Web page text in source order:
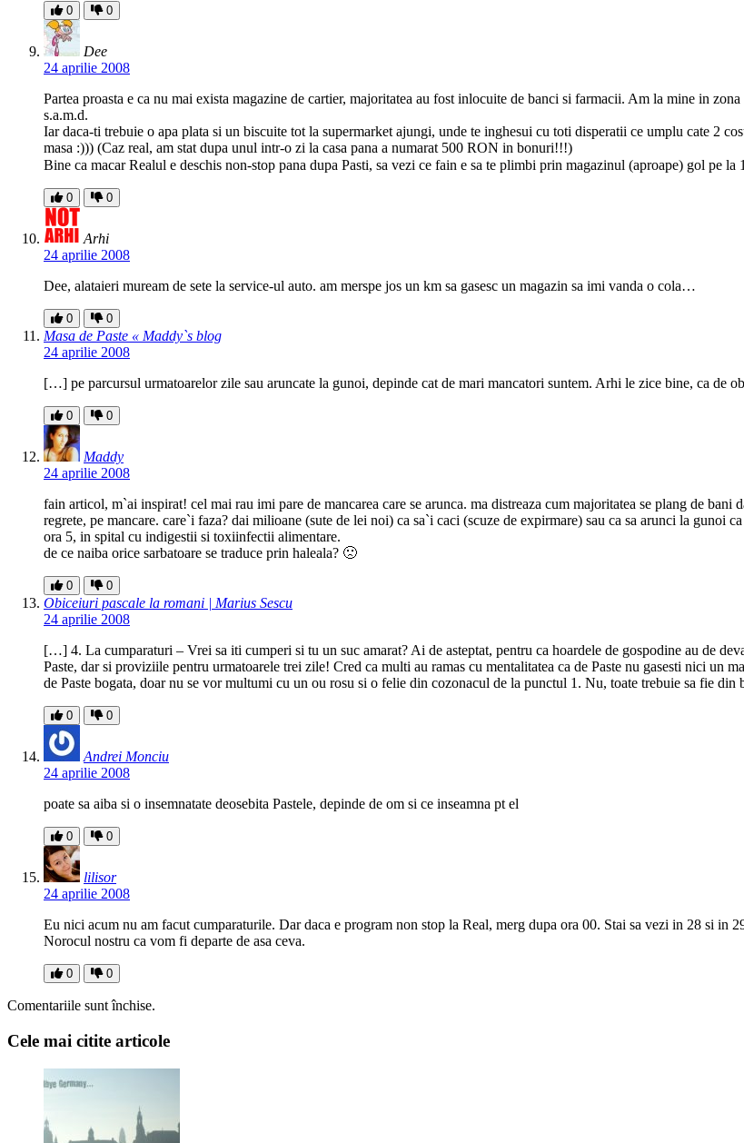
0 0
Dee
24 aprilie 2008
Partea proasta e ca nu mai exista magazine de cartier, majoritatea au fost inlocuite de banci si farmacii. Am la mine in
s.a.m.d.
Iar daca-ti trebuie o apa plata si un biscuite tot la supermarket ajungi, unde te inghesui cu toti disperatii ce umplu cate 2
masa :))) (Caz real, am stat dupa unul intr-o zi la casa pana a numarat 500 RON in bonuri!!!)
Bine ca macar Realul e deschis non-stop pana dupa Pasti, sa vezi ce fain e sa te plimbi prin magazinul (aproape) gol pe la
0 0
Arhi
24 aprilie 2008
Dee, alataieri muream de sete la service-ul auto. am merspe jos un km sa gasesc un magazin sa imi vanda o cola…
0 0
Masa de Paste « Maddy`s blog
24 aprilie 2008
[…] pe parcursul urmatoarelor zile sau aruncate la gunoi, depinde cat de mari mancatori suntem. Arhi le zice bine, ca de
0 0
Maddy
24 aprilie 2008
fain articol, m`ai inspirat! cel mai rau imi pare de mancarea care se arunca. ma distreaza cum majoritatea se plang de
regrete, pe mancare. care`i faza? dai milioane (sute de lei noi) ca sa`i caci (scuze de expirmare) sau ca sa arunci la gunoi
ora 5, in spital cu indigestii si toxiinfectii alimentare.
de ce naiba orice sarbatoare se traduce prin haleala? 🙁
0 0
Obiceiuri pascale la romani | Marius Sescu
24 aprilie 2008
[…] 4. La cumparaturi – Vrei sa iti cumperi si tu un suc amarat? Ai de asteptat, pentru ca hoardele de gospodine au de
Paste, dar si proviziile pentru urmatoarele trei zile! Cred ca multi au ramas cu mentalitatea ca de Paste nu gasesti nici un
de Paste bogata, doar nu se vor multumi cu un ou rosu si o felie din cozonacul de la punctul 1. Nu, toate trebuie sa fie
0 0
Andrei Monciu
24 aprilie 2008
poate sa aiba si o insemnatate deosebita Pastele, depinde de om si ce inseamna pt el
0 0
lilisor
24 aprilie 2008
Eu nici acum nu am facut cumparaturile. Dar daca e program non stop la Real, merg dupa ora 00. Stai sa vezi in 28 si in
Norocul nostru ca vom fi departe de asa ceva.
0 0
Comentariile sunt închise.
Cele mai citite articole